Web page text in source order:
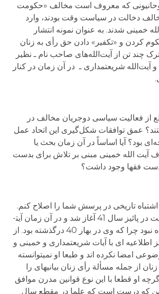
که معروف است مخالف «حکومت
دخالت در سياست وقت بودند، وارد
خمينی شدند. به عنوان نمونه انتشار
کردن و «تکفير» دادن حق رأی به زنان
چند تن از آيت‌الله‌های صاحب نام ـ نظير
و آيت‌الله شريعتمداری ـ در آن زمان در کنار
از فعاليت سياسی دوجريان مخالف در
عمق توافقات شکل‌گيری اين اتحاد عمل
بود؟ آيا اساساً در آن زمان بحث يا
آيت الله خمينی مبنی بر تلاش برای بدست
فقها وجود داشت؟
تاریخی در پرسش شما را اصلاح کنم.
اول جنبش روحانیت در پائیز سال 41 آغاز شد و در آن زمان آیت­
الله بروجردی زنده نبود چرا که وی در بهار 40 درگذشته بود. از
اطلاعیه ای با آیات شریعتمداری و خمینی و
امضا نکرده اند و طبعا او نمی­توانسته
از جمله مسألة رأی زنان بیانیه­ای را
او قطعا با این نوع قوانین مدرن موافق
که درست است که علما در مقطع سال